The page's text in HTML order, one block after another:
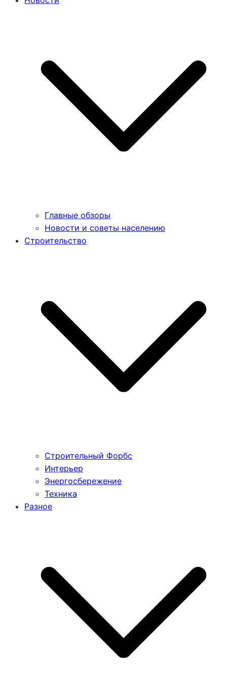
Главные обзоры
Новости и советы населению
Строительство
Строительный Форбс
Интерьер
Энергосбережение
Техника
Разное